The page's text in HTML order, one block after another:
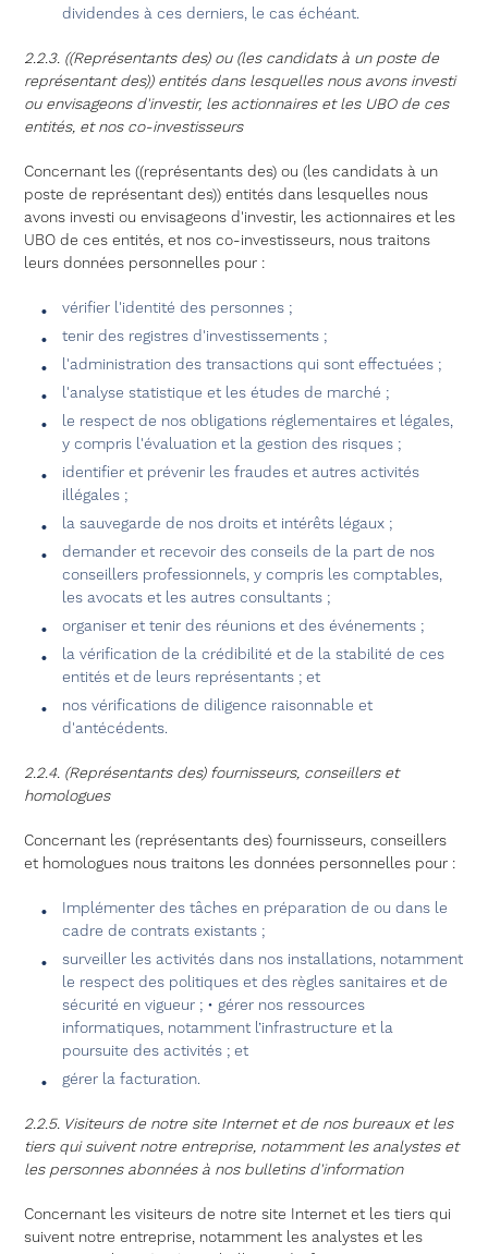
dividendes à ces derniers, le cas échéant.
2.2.3. ((Représentants des) ou (les candidats à un poste de
représentant des)) entités dans lesquelles nous avons investi
ou envisageons d'investir, les actionnaires et les UBO de ces
entités, et nos co-investisseurs
Concernant les ((représentants des) ou (les candidats à un
poste de représentant des)) entités dans lesquelles nous
avons investi ou envisageons d'investir, les actionnaires et les
UBO de ces entités, et nos co-investisseurs, nous traitons
leurs données personnelles pour :
vérifier l'identité des personnes ;
tenir des registres d'investissements ;
l'administration des transactions qui sont effectuées ;
l'analyse statistique et les études de marché ;
le respect de nos obligations réglementaires et légales,
y compris l'évaluation et la gestion des risques ;
identifier et prévenir les fraudes et autres activités
illégales ;
la sauvegarde de nos droits et intérêts légaux ;
demander et recevoir des conseils de la part de nos
conseillers professionnels, y compris les comptables,
les avocats et les autres consultants ;
organiser et tenir des réunions et des événements ;
la vérification de la crédibilité et de la stabilité de ces
entités et de leurs représentants ; et
nos vérifications de diligence raisonnable et
d'antécédents.
2.2.4. (Représentants des) fournisseurs, conseillers et
homologues
Concernant les (représentants des) fournisseurs, conseillers
et homologues nous traitons les données personnelles pour :
Implémenter des tâches en préparation de ou dans le
cadre de contrats existants ;
surveiller les activités dans nos installations, notamment
le respect des politiques et des règles sanitaires et de
sécurité en vigueur ; • gérer nos ressources
informatiques, notamment l’infrastructure et la
poursuite des activités ; et
gérer la facturation.
2.2.5. Visiteurs de notre site Internet et de nos bureaux et les
tiers qui suivent notre entreprise, notamment les analystes et
les personnes abonnées à nos bulletins d'information
Concernant les visiteurs de notre site Internet et les tiers qui
suivent notre entreprise, notamment les analystes et les